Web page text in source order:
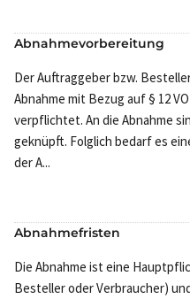
Abnahmevorbereitung
Der Auftraggeber bzw.
Abnahme mit Bezug auf § 12
verpflichtet. An die Abnahme
geknüpft. Folglich bedarf es
der A...
Abnahmefristen
Die Abnahme ist eine
Besteller oder Verbraucher)